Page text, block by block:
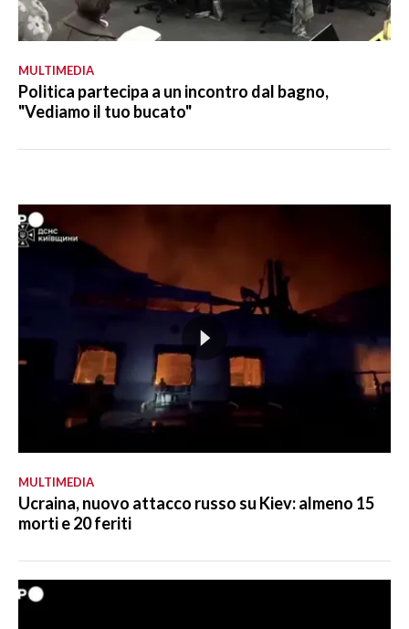
MULTIMEDIA
Politica partecipa a un incontro dal bagno,
"Vediamo il tuo bucato"
MULTIMEDIA
Ucraina, nuovo attacco russo su Kiev: almeno 15
morti e 20 feriti